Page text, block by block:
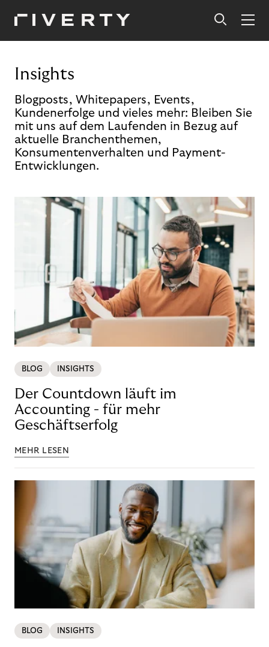
Insights
Blogposts, Whitepapers, Events,
Kundenerfolge und vieles mehr: Bleiben Sie
mit uns auf dem Laufenden in Bezug auf
aktuelle Branchenthemen,
Konsumentenverhalten und Payment-
Entwicklungen.
BLOG INSIGHTS
Der Countdown läuft im
Accounting - für mehr
Geschäftserfolg
MEHR LESEN
BLOG INSIGHTS